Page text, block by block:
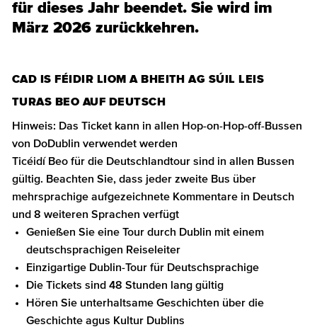
für dieses Jahr beendet. Sie wird im
März 2026 zurückkehren.
CAD IS FÉIDIR LIOM A BHEITH AG SÚIL LEIS
TURAS BEO AUF DEUTSCH
Hinweis: Das Ticket kann in allen Hop-on-Hop-off-Bussen
von DoDublin verwendet werden
Ticéidí Beo für die Deutschlandtour sind in allen Bussen
gültig. Beachten Sie, dass jeder zweite Bus über
mehrsprachige aufgezeichnete Kommentare in Deutsch
und 8 weiteren Sprachen verfügt
Genießen Sie eine Tour durch Dublin mit einem
deutschsprachigen Reiseleiter
Einzigartige Dublin-Tour für Deutschsprachige
Die Tickets sind 48 Stunden lang gültig
Hören Sie unterhaltsame Geschichten über die
Geschichte agus Kultur Dublins